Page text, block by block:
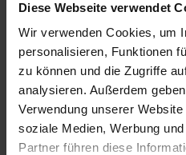
Diese Webseite verwendet
Wir verwenden Cookies, um
personalisieren, Funktionen
zu können und die Zugriffe
analysieren. Außerdem
Verwendung unserer
soziale Medien, Werbung
Partner führen diese
Implementierung einer
Beratungsangebote sowie
bestehenden Konzepten.
modernste Technologien
professionelles Ergebnis zu